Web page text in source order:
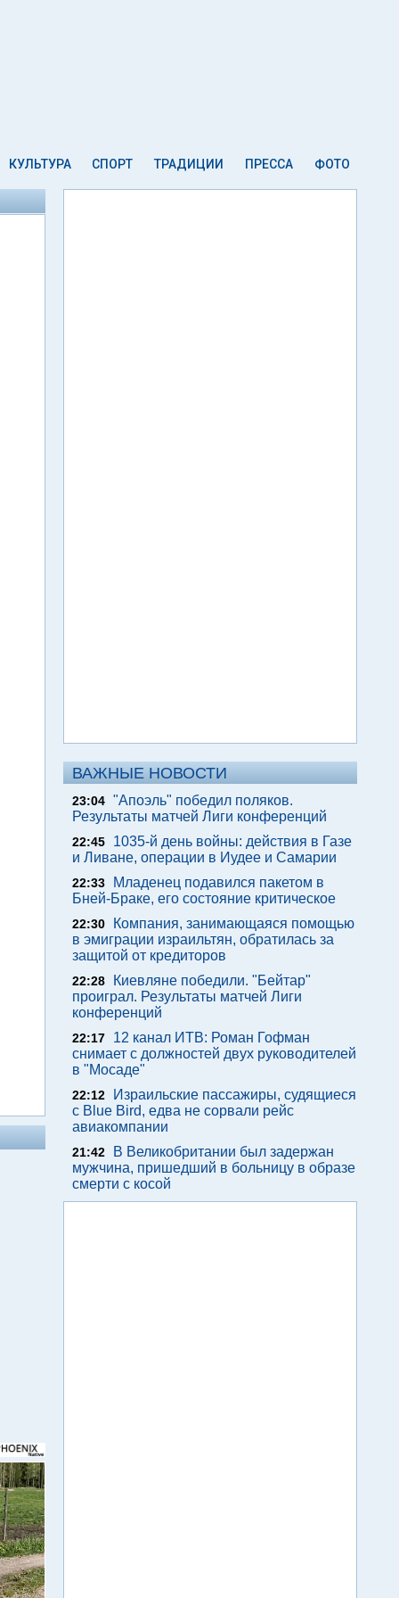
КУЛЬТУРА СПОРТ ТРАДИЦИИ ПРЕССА ФОТО
ВАЖНЫЕ НОВОСТИ
23:04 "Апоэль" победил поляков.
Результаты матчей Лиги конференций
22:45
1035-й день войны: действия в Газе
и Ливане, операции в Иудее и Самарии
22:33
Младенец подавился пакетом в
Бней-Браке, его состояние критическое
22:30
Компания, занимающаяся помощью
в эмиграции израильтян, обратилась за
защитой от кредиторов
22:28
Киевляне победили. "Бейтар"
проиграл. Результаты матчей Лиги
конференций
22:17
12 канал ИТВ: Роман Гофман
снимает с должностей двух руководителей
в "Мосаде"
22:12
Израильские пассажиры, судящиеся
с Blue Bird, едва не сорвали рейс
авиакомпании
21:42
В Великобритании был задержан
мужчина, пришедший в больницу в образе
смерти с косой